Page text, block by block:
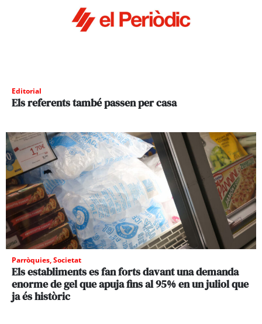
Editorial
Els referents també passen per casa
Parròquies,Societat
Els establiments es fan forts davant una demanda
enorme de gel que apuja fins al 95% en un juliol que
ja és històric